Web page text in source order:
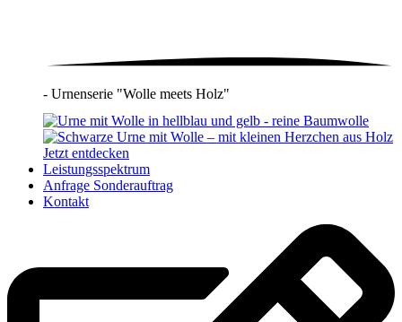
- Urnenserie "Wolle meets Holz"
Jetzt entdecken
Leistungsspektrum
Anfrage Sonderauftrag
Kontakt